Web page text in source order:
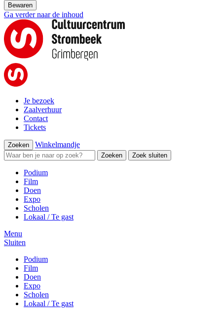
Bewaren
Ga verder naar de inhoud
Je bezoek
Zaalverhuur
Contact
Tickets
Zoeken Winkelmandje
Zoeken Zoek sluiten
Podium
Film
Doen
Expo
Scholen
Lokaal / Te gast
Menu
Sluiten
Podium
Film
Doen
Expo
Scholen
Lokaal / Te gast